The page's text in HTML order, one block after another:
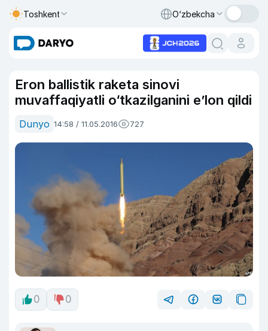
Toshkent O‘zbekcha
Eron ballistik raketa sinovi
muvaffaqiyatli o‘tkazilganini e’lon qildi
Dunyo 14:58 / 11.05.2016 727
0 0